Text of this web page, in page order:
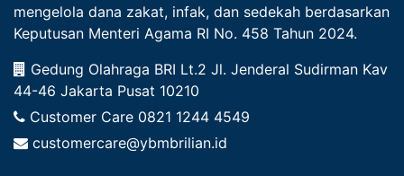
mengelola dana zakat, infak, dan sedekah berdasarkan
Keputusan Menteri Agama RI No. 458 Tahun 2024.
Gedung Olahraga BRI Lt.2 Jl. Jenderal Sudirman Kav
44-46 Jakarta Pusat 10210
Customer Care 0821 1244 4549
customercare@ybmbrilian.id